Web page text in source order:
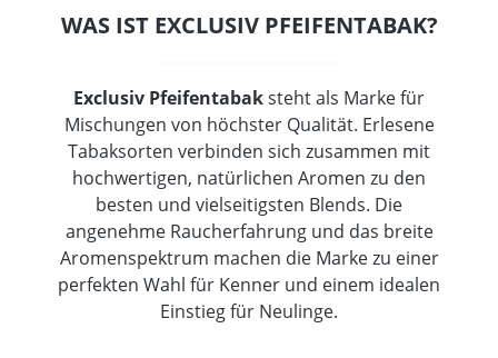
WAS IST EXCLUSIV PFEIFENTABAK?
Exclusiv Pfeifentabaksteht als Marke für
Mischungen von höchster Qualität. Erlesene
Tabaksorten verbinden sich zusammen mit
hochwertigen, natürlichen Aromen zu den
besten und vielseitigsten Blends. Die
angenehme Raucherfahrung und das breite
Aromenspektrum machen die Marke zu einer
perfekten Wahl für Kenner und einem idealen
Einstieg für Neulinge.